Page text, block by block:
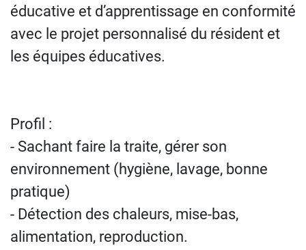
éducative et d’apprentissage en conformité
avec le projet personnalisé du résident et
les équipes éducatives.
Profil :
- Sachant faire la traite, gérer son
environnement (hygiène, lavage, bonne
pratique)
- Détection des chaleurs, mise-bas,
alimentation, reproduction.